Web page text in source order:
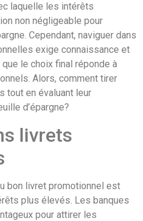
laquelle les intérêts
non négligeable pour
Cependant, naviguer dans
exige connaissance et
le choix final réponde à
Alors, comment tirer
tout en évaluant leur
d’épargne?
livrets
bon livret promotionnel est
plus élevés. Les banques
pour attirer les